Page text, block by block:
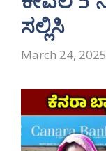
ಸಲ್ಲಿಸಿ
March 24, 2025